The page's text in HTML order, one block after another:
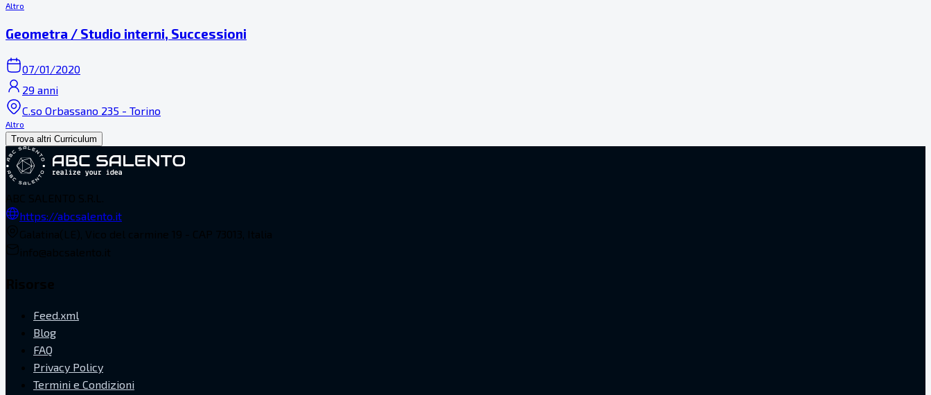
Altro
Geometra / Studio interni, Successioni
07/01/2020
29 anni
C.so Orbassano 235 - Torino
Altro
Trova altri Curriculum
https://abcsalento.it
Feed.xml
Blog
FAQ
Privacy Policy
Termini e Condizioni